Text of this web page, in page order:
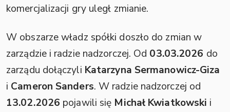
komercjalizacji gry uległ zmianie.
W obszarze władz spółki doszło do zmian w
zarządzie i radzie nadzorczej. Od 03.03.2026 do
zarządu dołączyli Katarzyna Sermanowicz-Giza
i Cameron Sanders. W radzie nadzorczej od
13.02.2026 pojawili się Michał Kwiatkowski i